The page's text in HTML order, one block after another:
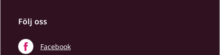
Följ oss
Facebook